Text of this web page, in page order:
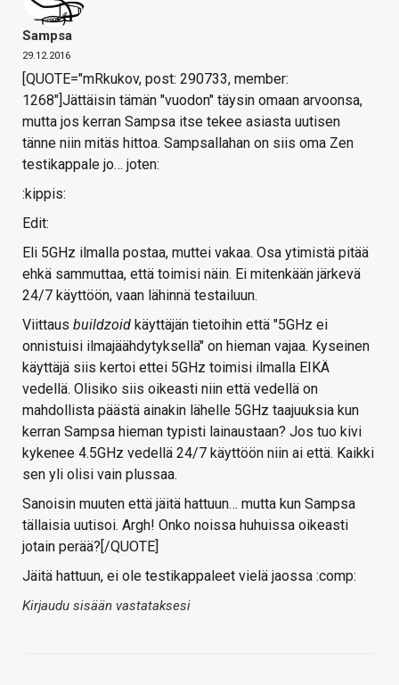
Sampsa
29.12.2016
[QUOTE="mRkukov, post: 290733, member:
1268"]Jättäisin tämän "vuodon" täysin omaan arvoonsa,
mutta jos kerran Sampsa itse tekee asiasta uutisen
tänne niin mitäs hittoa. Sampsallahan on siis oma Zen
testikappale jo… joten:
:kippis:
Edit:
Eli 5GHz ilmalla postaa, muttei vakaa. Osa ytimistä pitää
ehkä sammuttaa, että toimisi näin. Ei mitenkään järkevä
24/7 käyttöön, vaan lähinnä testailuun.
Viittaus buildzoid käyttäjän tietoihin että "5GHz ei
onnistuisi ilmajäähdytyksellä" on hieman vajaa. Kyseinen
käyttäjä siis kertoi ettei 5GHz toimisi ilmalla EIKÄ
vedellä. Olisiko siis oikeasti niin että vedellä on
mahdollista päästä ainakin lähelle 5GHz taajuuksia kun
kerran Sampsa hieman typisti lainaustaan? Jos tuo kivi
kykenee 4.5GHz vedellä 24/7 käyttöön niin ai että. Kaikki
sen yli olisi vain plussaa.
Sanoisin muuten että jäitä hattuun… mutta kun Sampsa
tällaisia uutisoi. Argh! Onko noissa huhuissa oikeasti
jotain perää?[/QUOTE]
Jäitä hattuun, ei ole testikappaleet vielä jaossa :comp:
Kirjaudu sisään vastataksesi